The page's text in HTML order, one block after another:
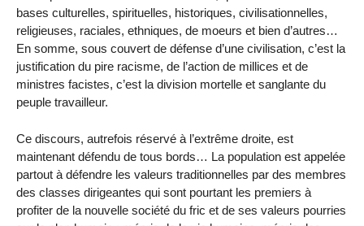
bases culturelles, spirituelles, historiques, civilisationnelles,
religieuses, raciales, ethniques, de moeurs et bien d’autres…
En somme, sous couvert de défense d’une civilisation, c’est la
justification du pire racisme, de l’action de millices et de
ministres facistes, c’est la division mortelle et sanglante du
peuple travailleur.
Ce discours, autrefois réservé à l’extrême droite, est
maintenant défendu de tous bords… La population est appelée
partout à défendre les valeurs traditionnelles par des membres
des classes dirigeantes qui sont pourtant les premiers à
profiter de la nouvelle société du fric et de ses valeurs pourries